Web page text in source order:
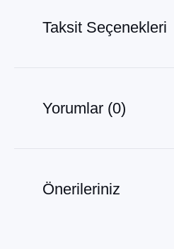
Taksit Seçenekleri
Yorumlar (0)
Önerileriniz